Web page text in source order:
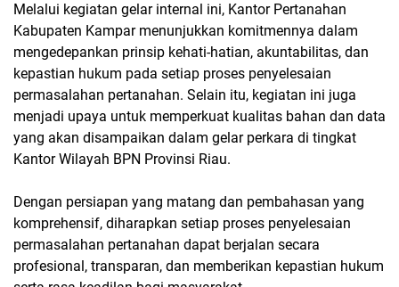
Melalui kegiatan gelar internal ini, Kantor Pertanahan
Kabupaten Kampar menunjukkan komitmennya dalam
mengedepankan prinsip kehati-hatian, akuntabilitas, dan
kepastian hukum pada setiap proses penyelesaian
permasalahan pertanahan. Selain itu, kegiatan ini juga
menjadi upaya untuk memperkuat kualitas bahan dan data
yang akan disampaikan dalam gelar perkara di tingkat
Kantor Wilayah BPN Provinsi Riau.
Dengan persiapan yang matang dan pembahasan yang
komprehensif, diharapkan setiap proses penyelesaian
permasalahan pertanahan dapat berjalan secara
profesional, transparan, dan memberikan kepastian hukum